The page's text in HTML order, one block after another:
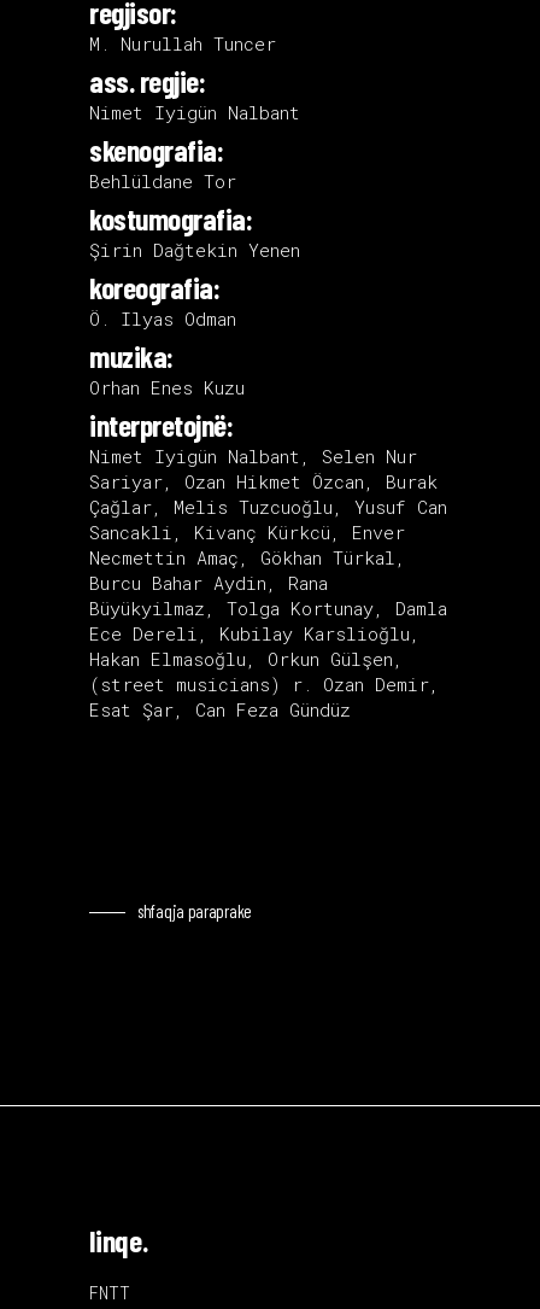
regjisor:
M. Nurullah Tuncer
ass. regjie:
Nimet Iyigün Nalbant
skenografia:
Behlüldane Tor
kostumografia:
Şirin Dağtekin Yenen
koreografia:
Ö. Ilyas Odman
muzika:
Orhan Enes Kuzu
interpretojnë:
Nimet Iyigün Nalbant, Selen Nur
Sariyar, Ozan Hikmet Özcan, Burak
Çağlar, Melis Tuzcuoğlu, Yusuf Can
Sancakli, Kivanç Kürkcü, Enver
Necmettin Amaç, Gökhan Türkal,
Burcu Bahar Aydin, Rana
Büyükyilmaz, Tolga Kortunay, Damla
Ece Dereli, Kubilay Karslioğlu,
Hakan Elmasoğlu, Orkun Gülşen,
(street musicians) r. Ozan Demir,
Esat Şar, Can Feza Gündüz
shfaqja paraprake
linqe.
FNTT